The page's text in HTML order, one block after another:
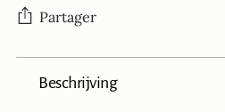
Partager
Beschrijving